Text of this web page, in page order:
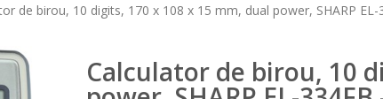
de birou, 10 digits, 170 x 108 x 15 mm, dual power, SHARP EL-
Calculator de birou, 10